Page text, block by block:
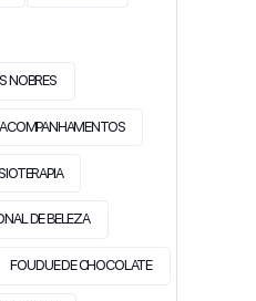
NOBRES
DE BELEZA
FOUDUE DE CHOCOLATE